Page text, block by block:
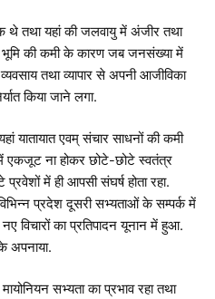
थे तथा यहां की जलवायु में अंजीर तथा
भूमि की कमी के कारण जब जनसंख्या में
तथा व्यापार से अपनी आजीविका
किया जाने लगा.
यातायात एवम् संचार साधनों की कमी
एकजूट ना होकर छोटे-छोटे स्वतंत्र
में ही आपसी संघर्ष होता रहा.
प्रदेश दूसरी सभ्यताओं के सम्पर्क में
विचारों का प्रतिपादन यूनान में हुआ.
अपनाया.
सभ्यता का प्रभाव रहा तथा